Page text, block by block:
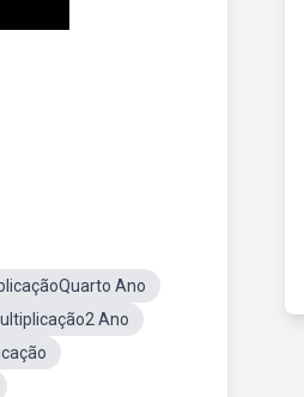
Ano
Ano